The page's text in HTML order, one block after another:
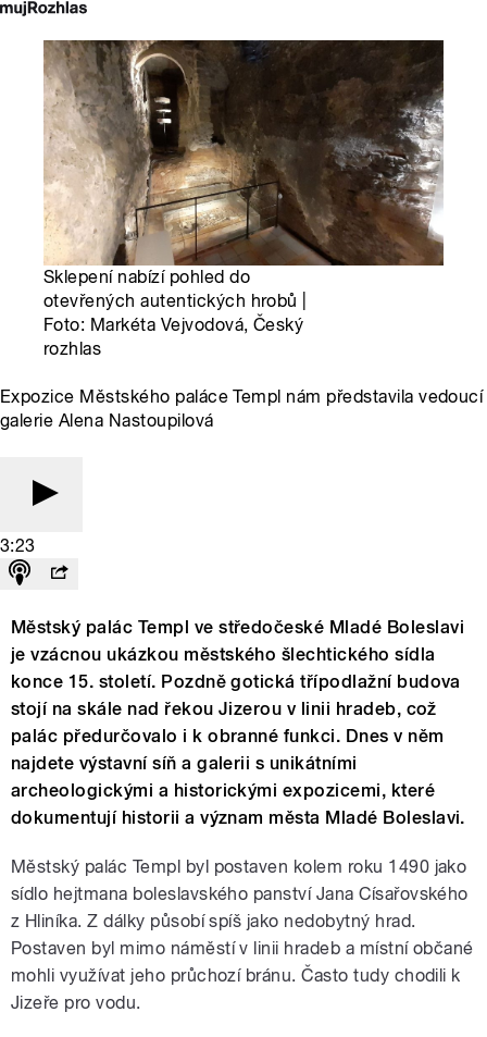
Sklepení nabízí pohled do
otevřených autentických hrobů |
Foto: Markéta Vejvodová, Český
rozhlas
Expozice Městského paláce Templ nám představila vedoucí
galerie Alena Nastoupilová
3:23
Městský palác Templ ve středočeské Mladé Boleslavi
je vzácnou ukázkou městského šlechtického sídla
konce 15. století. Pozdně gotická třípodlažní budova
stojí na skále nad řekou Jizerou v linii hradeb, což
palác předurčovalo i k obranné funkci. Dnes v něm
najdete výstavní síň a galerii s unikátními
archeologickými a historickými expozicemi, které
dokumentují historii a význam města Mladé Boleslavi.
Městský palác Templ byl postaven kolem roku 1490 jako
sídlo hejtmana boleslavského panství Jana Císařovského
z Hliníka. Z dálky působí spíš jako nedobytný hrad.
Postaven byl mimo náměstí v linii hradeb a místní občané
mohli využívat jeho průchozí bránu. Často tudy chodili k
Jizeře pro vodu.